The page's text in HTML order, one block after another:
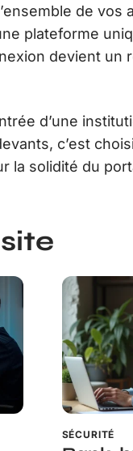
de vos
plateforme
devient un
d’une
c’est
la solidité du
SÉCURITÉ